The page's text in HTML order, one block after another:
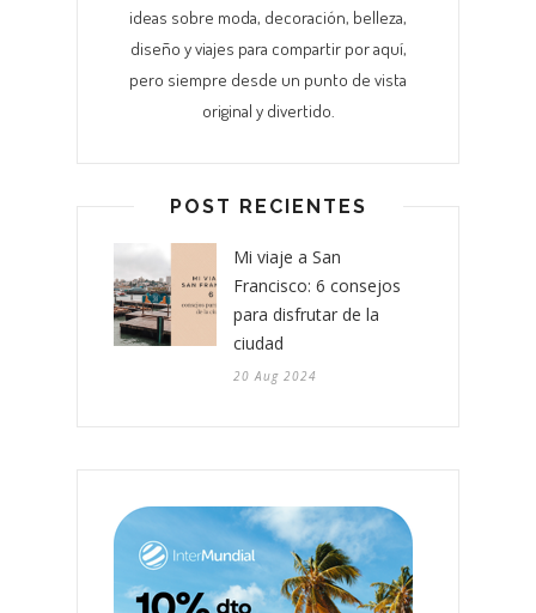
ideas sobre moda, decoración, belleza,
diseño y viajes para compartir por aquí,
pero siempre desde un punto de vista
original y divertido.
POST RECIENTES
Mi viaje a San
Francisco: 6 consejos
para disfrutar de la
ciudad
20 Aug 2024